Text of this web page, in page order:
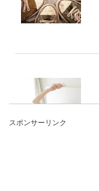
スポンサーリンク